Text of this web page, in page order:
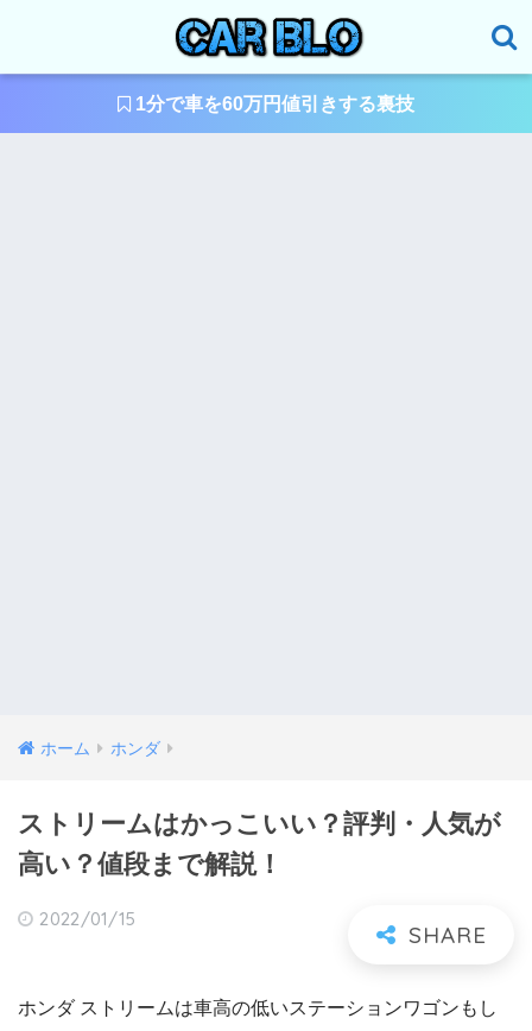
1分で車を60万円値引きする裏技
ホーム ホンダ
ストリームはかっこいい？評判・人気が
高い？値段まで解説！
2022/01/15
ホンダ ストリームは車高の低いステーションワゴンもし